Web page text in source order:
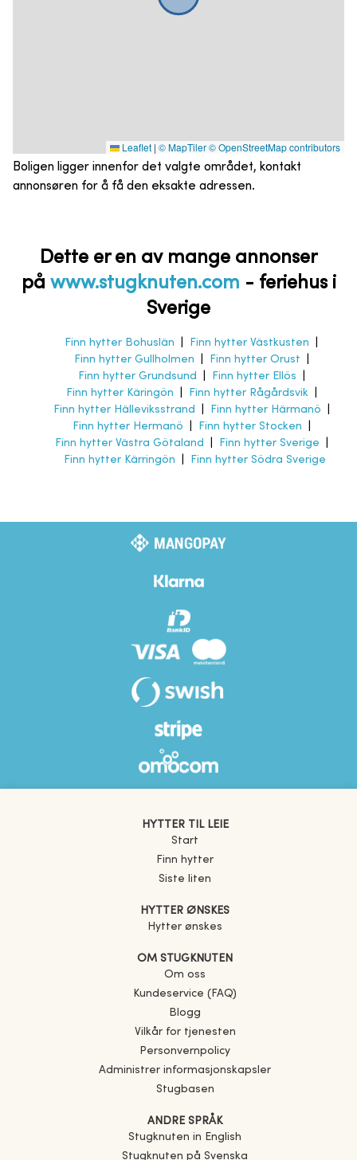
Leaflet | © MapTiler© OpenStreetMap contributors
Boligen ligger innenfor det valgte området, kontakt
annonsøren for å få den eksakte adressen.
Dette er en av mange annonser
på www.stugknuten.com - feriehus i
Sverige
Finn hytter Bohuslän Finn hytter Västkusten
Finn hytter Gullholmen
Finn hytter Orust
Finn hytter Grundsund
Finn hytter Ellös
Finn hytter Käringön
Finn hytter Rågårdsvik|
Finn hytter Hälleviksstrand
Finn hytter Härmanö
Finn hytter Hermanö
Finn hytter Stocken
Finn hytter Västra Götaland
Finn hytter Sverige
Finn hytter Kärringön
Finn hytter Södra Sverige
HYTTER TIL LEIE
Start
Finn hytter
Siste liten
HYTTER ØNSKES
Hytter ønskes
OM STUGKNUTEN
Om oss
Kundeservice (FAQ)
Blogg
Vilkår for tjenesten
Personvernpolicy
Administrer informasjonskapsler
Stugbasen
ANDRE SPRÅK
Stugknuten in English
Stugknuten på Svenska